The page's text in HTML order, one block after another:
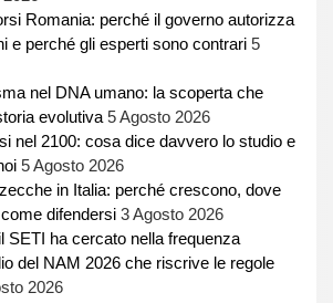
Romania: perché il governo autorizza
e perché gli esperti sono contrari 5
nel DNA umano: la scoperta che
evolutiva 5 Agosto 2026
nel 2100: cosa dice davvero lo studio e
5 Agosto 2026
in Italia: perché crescono, dove
difendersi 3 Agosto 2026
SETI ha cercato nella frequenza
del NAM 2026 che riscrive le regole
2026